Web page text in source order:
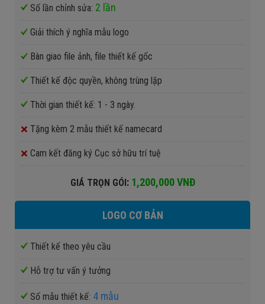
Số lần chỉnh sửa: 2 lần
Giải thích ý nghĩa mẫu logo
Bàn giao file ảnh, file thiết kế gốc
Thiết kế độc quyền, không trùng lặp
Thời gian thiết kế: 1 - 3 ngày.
Tặng kèm 2 mẫu thiết kế namecard
Cam kết đăng ký Cục sở hữu trí tuệ
GIÁ TRỌN GÓI: 1,200,000 VNĐ
LOGO CƠ BẢN
Thiết kế theo yêu cầu
Hỗ trợ tư vấn ý tưởng
Số mẫu thiết kế: 4 mẫu